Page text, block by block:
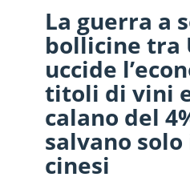
La guerra a
bollicine tra
uccide
titoli di vini
calano del
salvano
cinesi